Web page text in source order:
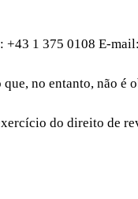
+43 1 375 0108 E-mail:
no entanto, não é
do direito de